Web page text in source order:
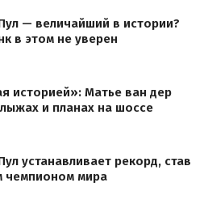
— величайший в истории?
в этом не уверен
историей»: Матье ван дер
и планах на шоссе
устанавливает рекорд, став
чемпионом мира